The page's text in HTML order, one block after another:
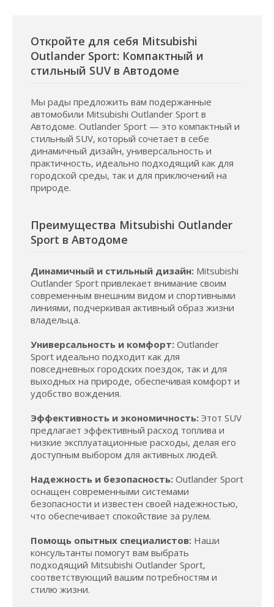
Откройте для себя Mitsubishi
Outlander Sport: Компактный и
стильный SUV в Автодоме
Мы рады предложить вам подержанные
автомобили Mitsubishi Outlander Sport в
Автодоме. Outlander Sport — это компактный и
стильный SUV, который сочетает в себе
динамичный дизайн, универсальность и
практичность, идеально подходящий как для
городской среды, так и для приключений на
природе.
Преимущества Mitsubishi Outlander
Sport в Автодоме
Динамичный и стильный дизайн: Mitsubishi
Outlander Sport привлекает внимание своим
современным внешним видом и спортивными
линиями, подчеркивая активный образ жизни
владельца.
Универсальность и комфорт: Outlander
Sport идеально подходит как для
повседневных городских поездок, так и для
выходных на природе, обеспечивая комфорт и
удобство вождения.
Эффективность и экономичность: Этот SUV
предлагает эффективный расход топлива и
низкие эксплуатационные расходы, делая его
доступным выбором для активных людей.
Надежность и безопасность: Outlander Sport
оснащен современными системами
безопасности и известен своей надежностью,
что обеспечивает спокойствие за рулем.
Помощь опытных специалистов: Наши
консультанты помогут вам выбрать
подходящий Mitsubishi Outlander Sport,
соответствующий вашим потребностям и
стилю жизни.